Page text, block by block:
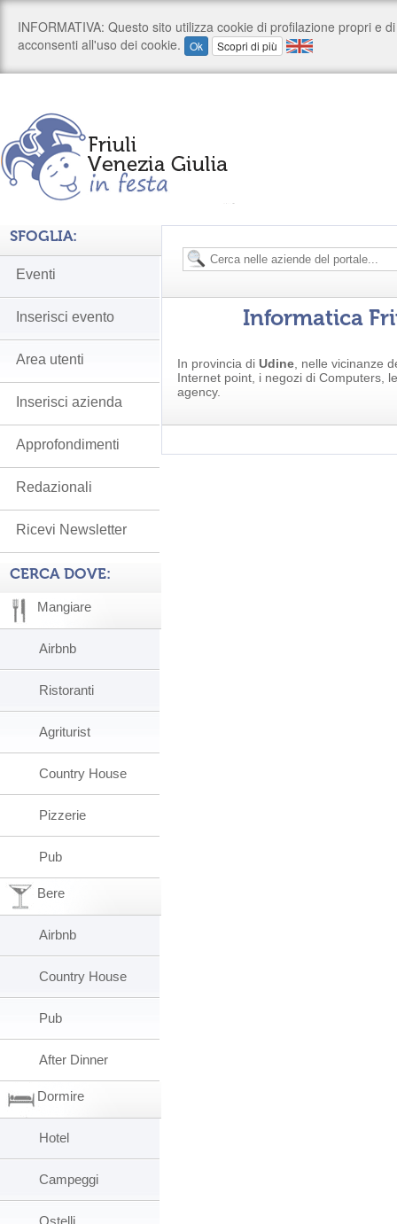
Informatica
In provincia di Udine , nelle vicinanze
Internet point, i negozi di Computers,
agency.
SFOGLIA:
Eventi
Inserisci evento
Area utenti
Inserisci azienda
Approfondimenti
Redazionali
Ricevi Newsletter
CERCA DOVE:
Mangiare
Airbnb
Ristoranti
Agriturist
Country House
Pizzerie
Pub
Bere
Airbnb
Country House
Pub
After Dinner
Dormire
Hotel
Campeggi
Ostelli